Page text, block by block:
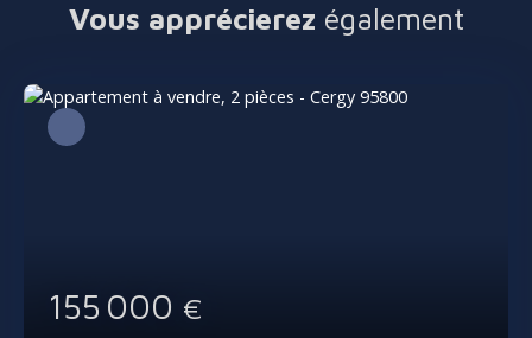
Vous apprécierez également
155 000 €